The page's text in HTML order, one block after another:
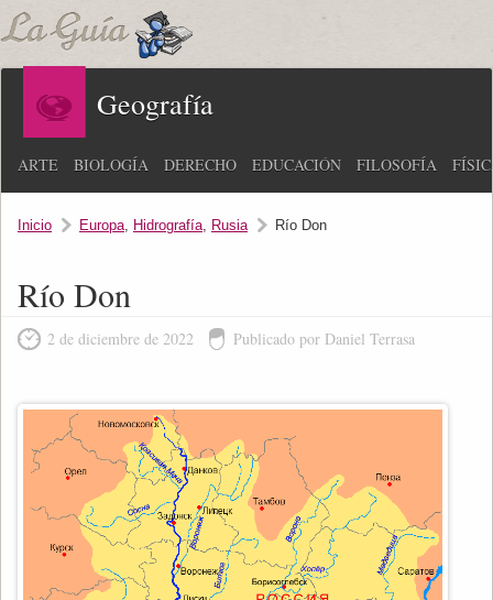
Geografía
ARTE BIOLOGÍA DERECHO EDUCACIÓN FILOSOFÍA
Inicio Europa, Hidrografía, Rusia Río Don
Río Don
2 de diciembre de 2022 Publicado por Daniel Terrasa